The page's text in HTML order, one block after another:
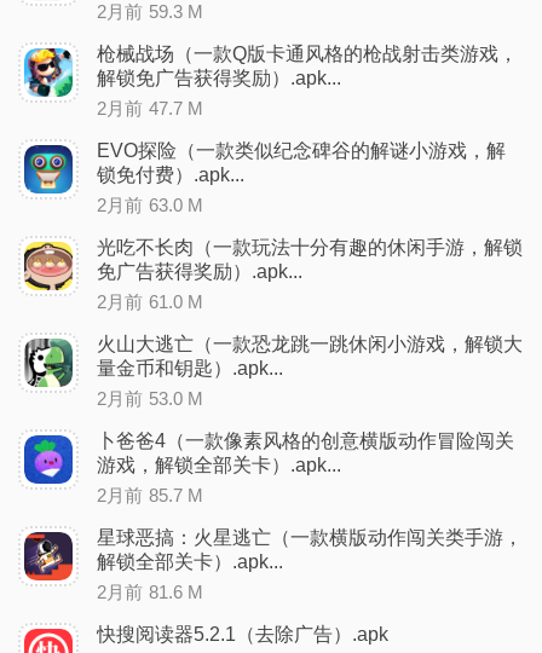
2月前 59.3 M
枪械战场（一款Q版卡通风格的枪战射击类游戏，
解锁免广告获得奖励）.apk...
2月前 47.7 M
EVO探险（一款类似纪念碑谷的解谜小游戏，解
锁免付费）.apk...
2月前 63.0 M
光吃不长肉（一款玩法十分有趣的休闲手游，解锁
免广告获得奖励）.apk...
2月前 61.0 M
火山大逃亡（一款恐龙跳一跳休闲小游戏，解锁大
量金币和钥匙）.apk...
2月前 53.0 M
卜爸爸4（一款像素风格的创意横版动作冒险闯关
游戏，解锁全部关卡）.apk...
2月前 85.7 M
星球恶搞：火星逃亡（一款横版动作闯关类手游，
解锁全部关卡）.apk...
2月前 81.6 M
快搜阅读器5.2.1（去除广告）.apk